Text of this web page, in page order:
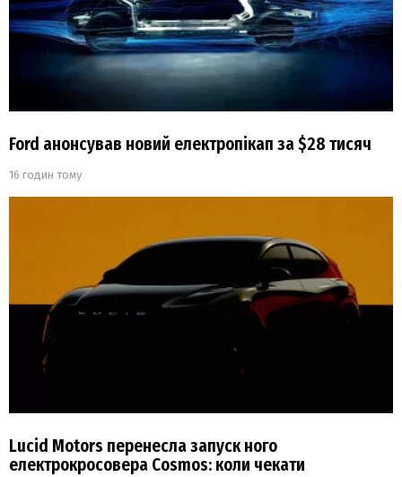
Ford анонсував новий електропікап за $28 тисяч
16 годин тому
Lucid Motors перенесла запуск ного
електрокросовера Cosmos: коли чекати